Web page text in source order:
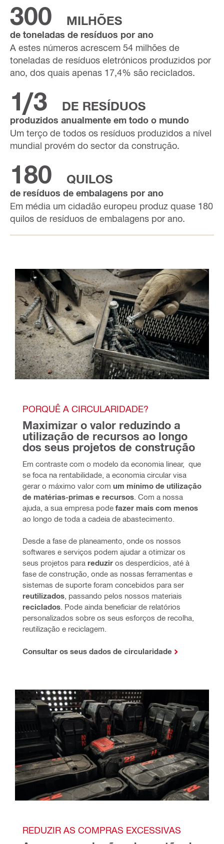
300 MILHÕES
de toneladas de resíduos por ano
A estes números acrescem 54 milhões de
toneladas de resíduos eletrónicos produzidos por
ano, dos quais apenas 17,4% são reciclados.
1/3 DE RESÍDUOS
produzidos anualmente em todo o mundo
Um terço de todos os resíduos produzidos a nível
mundial provém do sector da construção.
180 QUILOS
de resíduos de embalagens por ano
Em média um cidadão europeu produz quase 180
quilos de resíduos de embalagens por ano.
PORQUÊ A CIRCULARIDADE?
Maximizar o valor reduzindo a
utilização de recursos ao longo
dos seus projetos de construção
Em contraste com o modelo da economia linear,  que
se foca na rentabilidade, a economia circular visa
gerar o máximo valor com um mínimo de utilização
de matérias-primas e recursos . Com a nossa
ajuda, a sua empresa pode fazer mais com menos
ao longo de toda a cadeia de abastecimento.
Desde a fase de planeamento, onde os nossos
softwares e serviços podem ajudar a otimizar os
seus projetos para reduzir os desperdícios, até à
fase de construção, onde as nossas ferramentas e
reutilizados
reciclados . Pode ainda beneficiar de relatórios
personalizados sobre os seus esforços de recolha,
reutilização e reciclagem.
Consultar os seus dados de circularidade
REDUZIR AS COMPRAS EXCESSIVAS